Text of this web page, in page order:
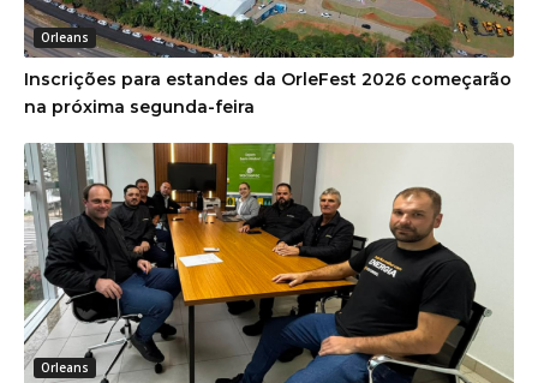
Orleans
Inscrições para estandes da OrleFest 2026 começarão
na próxima segunda-feira
Orleans